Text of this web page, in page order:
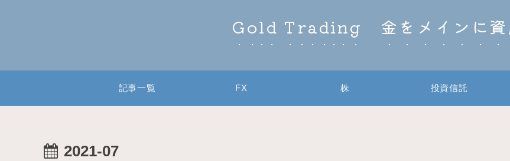
Gold Trading 金をメインに資
記事一覧 FX 株 投資信託
2021-07